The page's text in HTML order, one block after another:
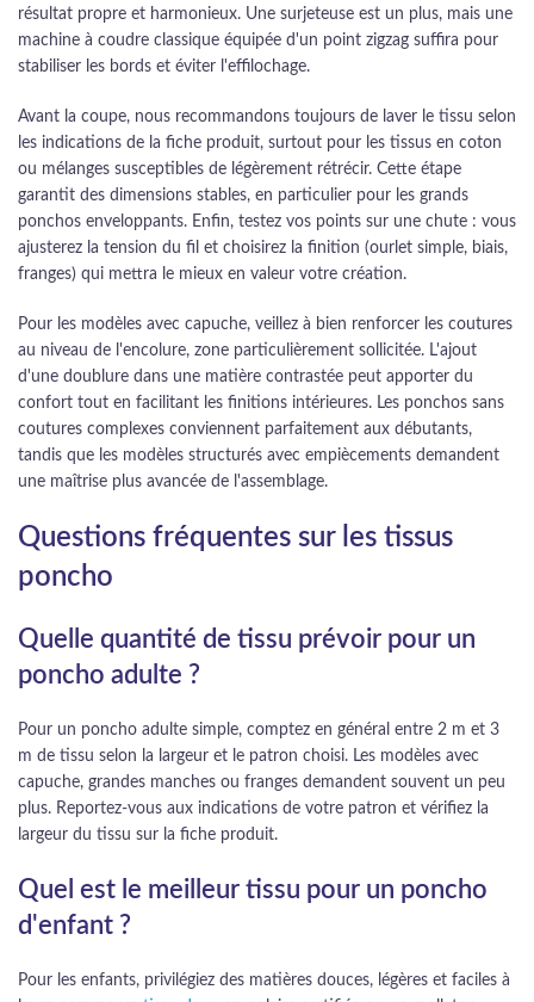
résultat propre et harmonieux. Une surjeteuse est un plus, mais une
machine à coudre classique équipée d'un point zigzag suffira pour
stabiliser les bords et éviter l'effilochage.
Avant la coupe, nous recommandons toujours de laver le tissu selon
les indications de la fiche produit, surtout pour les tissus en coton
ou mélanges susceptibles de légèrement rétrécir. Cette étape
garantit des dimensions stables, en particulier pour les grands
ponchos enveloppants. Enfin, testez vos points sur une chute : vous
ajusterez la tension du fil et choisirez la finition (ourlet simple, biais,
franges) qui mettra le mieux en valeur votre création.
Pour les modèles avec capuche, veillez à bien renforcer les coutures
au niveau de l'encolure, zone particulièrement sollicitée. L'ajout
d'une doublure dans une matière contrastée peut apporter du
confort tout en facilitant les finitions intérieures. Les ponchos sans
coutures complexes conviennent parfaitement aux débutants,
tandis que les modèles structurés avec empiècements demandent
une maîtrise plus avancée de l'assemblage.
Questions fréquentes sur les tissus
poncho
Quelle quantité de tissu prévoir pour un
poncho adulte ?
Pour un poncho adulte simple, comptez en général entre 2 m et 3
m de tissu selon la largeur et le patron choisi. Les modèles avec
capuche, grandes manches ou franges demandent souvent un peu
plus. Reportez-vous aux indications de votre patron et vérifiez la
largeur du tissu sur la fiche produit.
Quel est le meilleur tissu pour un poncho
d'enfant ?
Pour les enfants, privilégiez des matières douces, légères et faciles à